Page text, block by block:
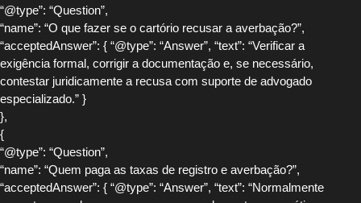
“@type”: “Question”,
“name”: “O que fazer se o cartório recusar a averbação?”,
“acceptedAnswer”: { “@type”: “Answer”, “text”: “Verificar a
exigência formal, corrigir a documentação e, se necessário,
contestar juridicamente a recusa com suporte de advogado
especializado.” }
},
{
“@type”: “Question”,
“name”: “Quem paga as taxas de registro e averbação?”,
“acceptedAnswer”: { “@type”: “Answer”, “text”: “Normalmente